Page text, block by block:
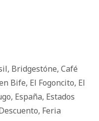
, Bridgestóne, Café
Bife, El Fogoncito, El
, España, Estados
, Feria